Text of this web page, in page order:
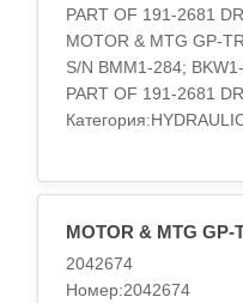
PART OF 114-1331,
ALSO AN
S/N 2JR1-..
PART OF 191-2681
MOTOR & MTG GP-
S/N BMM1-284;
PART OF 191-2681
MOTOR & MTG GP-
2042674
Номер:2042674